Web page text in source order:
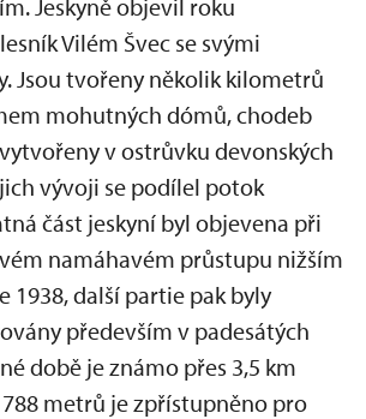
Jeskyně objevil roku
Vilém Švec se svými
Jsou tvořeny několik kilometrů
mohutných dómů, chodeb
v ostrůvku devonských
vývoji se podílel potok
část jeskyní byl objevena při
namáhavém průstupu nižším
1938, další partie pak byly
především v padesátých
době je známo přes 3,5 km
metrů je zpřístupněno pro